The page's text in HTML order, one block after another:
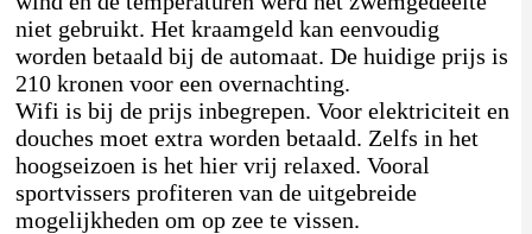
niet gebruikt. Het kraamgeld kan eenvoudig
worden betaald bij de automaat. De huidige prijs is
210 kronen voor een overnachting.
Wifi is bij de prijs inbegrepen. Voor elektriciteit en
douches moet extra worden betaald. Zelfs in het
hoogseizoen is het hier vrij relaxed. Vooral
sportvissers profiteren van de uitgebreide
mogelijkheden om op zee te vissen.